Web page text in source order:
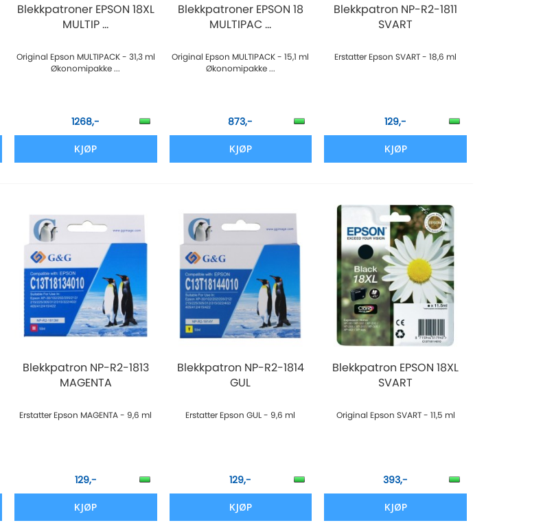
Blekkpatroner EPSON 18XL
MULTIP ...
Original Epson MULTIPACK - 31,3 ml
Økonomipakke ...
1268,-
KJØP
Blekkpatroner EPSON 18
MULTIPAC ...
Original Epson MULTIPACK - 15,1 ml
Økonomipakke ...
873,-
KJØP
Blekkpatron NP-R2-1811
SVART
Erstatter Epson SVART - 18,6 ml
129,-
KJØP
Blekkpatron NP-R2-1813
MAGENTA
Erstatter Epson MAGENTA - 9,6 ml
129,-
KJØP
Blekkpatron NP-R2-1814
GUL
Erstatter Epson GUL - 9,6 ml
129,-
KJØP
Blekkpatron EPSON 18XL
SVART
Original Epson SVART - 11,5 ml
393,-
KJØP